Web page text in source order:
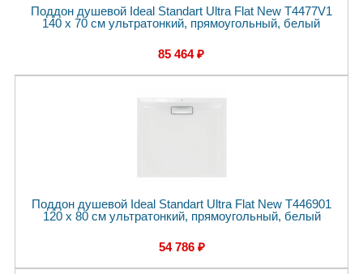
Поддон душевой Ideal Standart Ultra Flat New T4477V1
140 x 70 см ультратонкий, прямоугольный, белый
85 464 ₽
Поддон душевой Ideal Standart Ultra Flat New T446901
120 x 80 см ультратонкий, прямоугольный, белый
54 786 ₽